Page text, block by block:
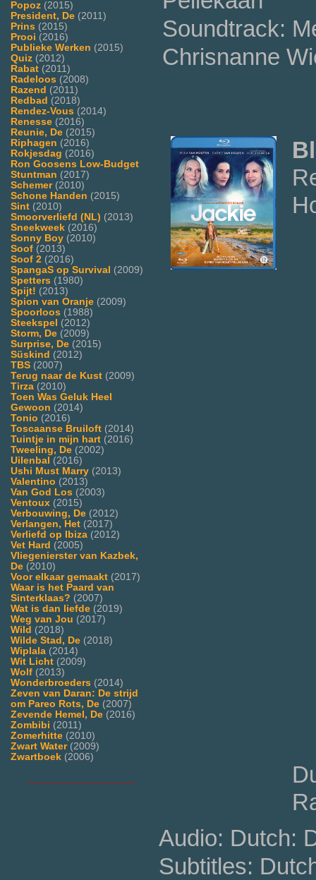
Popoz (2015)
President, De (2011)
Prins (2015)
Prooi (2016)
Publieke Werken (2015)
Quiz (2012)
Rabat (2011)
Radeloos (2008)
Razend (2011)
Redbad (2018)
Rendez-Vous (2014)
Renesse (2016)
Reunie, De (2015)
Riphagen (2016)
Rokjesdag (2016)
Ron Goosens Low-Budget
Stuntman (2017)
Schemer(2010)
Schone Handen (2015)
Sint (2010)
Smoorverliefd (NL) (2013)
Sneekweek (2016)
Sonny Boy (2010)
Soof (2013)
Soof 2 (2016)
SpangaS op Survival (2009)
Spetters (1980)
Spijt! (2013)
Spion van Oranje (2009)
Spoorloos (1988)
Steekspel (2012)
Storm, De (2009)
Surprise, De (2015)
Süskind (2012)
TBS (2007)
Terug naar de Kust (2009)
Tirza (2010)
Toen Was Geluk Heel
Gewoon (2014)
Tonio (2016)
Toscaanse Bruiloft (2014)
Tuintje in mijn hart (2016)
Tweeling, De (2002)
Uilenbal (2016)
Ushi Must Marry (2013)
Valentino (2013)
Van God Los (2003)
Ventoux (2015)
Verbouwing, De (2012)
Verlangen, Het (2017)
Verliefd op Ibiza (2012)
Vet Hard (2005)
Vliegenierster van Kazbek,
De (2010)
Voor elkaar gemaakt (2017)
Waar is het Paard van
Sinterklaas? (2007)
Wat is dan liefde (2019)
Weg van Jou (2017)
Wild (2018)
Wilde Stad, De (2018)
Wiplala (2014)
Wit Licht (2009)
Wolf (2013)
Wonderbroeders (2014)
Zeven van Daran: De strijd
om Pareo Rots, De (2007)
Zevende Hemel, De (2016)
Zombibi (2011)
Zomerhitte (2010)
Zwart Water(2009)
Zwartboek (2006)
Soundtrack:
Chrisnanne
Audio: Dutch:
Subtitles: